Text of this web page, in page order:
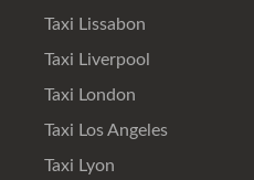
Taxi Lissabon
Taxi Liverpool
Taxi London
Taxi Los Angeles
Taxi Lyon